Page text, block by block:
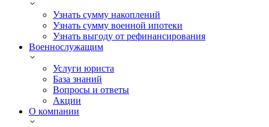
Узнать сумму накоплений
Узнать сумму военной ипотеки
Узнать выгоду от рефинансирования
Военнослужащим
Услуги юриста
База знаний
Вопросы и ответы
Акции
О компании